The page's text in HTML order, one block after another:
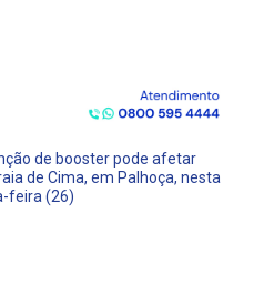
de booster pode afetar
de Cima, em Palhoça, nesta
feira (26)